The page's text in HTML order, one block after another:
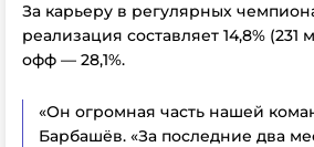
За карьеру в регулярных
реализация составляет 14,8% (231
офф — 28,1%.
«Он огромная часть нашей
Барбашёв. «За последние два